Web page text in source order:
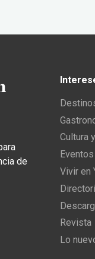
de
Cultura
Vivir en
Revista
Lo